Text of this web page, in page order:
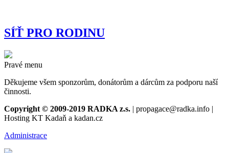
SÍŤ PRO RODINU
Pravé menu
Děkujeme všem sponzorům, donátorům a dárcům za podporu naší
činnosti.
Copyright © 2009-2019 RADKA z.s. | propagace@radka.info |
Hosting KT Kadaň a kadan.cz
Administrace